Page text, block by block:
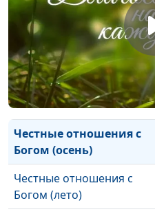
одинаково (лето)
Бог любит всех
одинаково (зима)
Бог любит всех
одинаково (весна)
Честные отношения с
Богом (осень)
Честные отношения с
Богом (лето)